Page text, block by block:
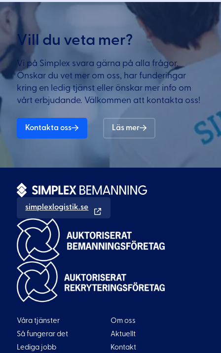
Vill du veta mer?
Vi på Simplex svara gärna på alla frågor.
Önskar du vet mer om oss, har funderingar
kring en ledig tjänst eller önskar mer info om
vårt erbjudande. Välkommen att kontakta oss!
Kontakta oss Läs mer
simplexlogistik.se
Våra tjänster
Så fungerar det
Lediga jobb
Om oss
Aktuellt
Kontakt